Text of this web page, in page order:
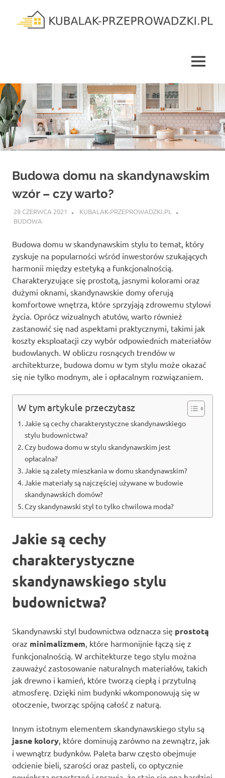
content
MENU
Budowa domu na skandynawskim
wzór – czy warto?
28 CZERWCA 2021
KUBALAK-PRZEPROWADZKI.PL
BUDOWA
Budowa domu w skandynawskim stylu to temat, który
zyskuje na popularności wśród inwestorów szukających
harmonii między estetyką a funkcjonalnością.
Charakteryzujące się prostotą, jasnymi kolorami oraz
dużymi oknami, skandynawskie domy oferują
komfortowe wnętrza, które sprzyjają zdrowemu stylowi
życia. Oprócz wizualnych atutów, warto również
zastanowić się nad aspektami praktycznymi, takimi jak
koszty eksploatacji czy wybór odpowiednich materiałów
budowlanych. W obliczu rosnących trendów w
architekturze, budowa domu w tym stylu może okazać
się nie tylko modnym, ale i opłacalnym rozwiązaniem.
W tym artykule przeczytasz
Jakie są cechy charakterystyczne skandynawskiego
stylu budownictwa?
Czy budowa domu w stylu skandynawskim jest
opłacalna?
Jakie są zalety mieszkania w domu skandynawskim?
Jakie materiały są najczęściej używane w budowie
skandynawskich domów?
Czy skandynawski styl to tylko chwilowa moda?
Jakie są cechy
charakterystyczne
skandynawskiego stylu
budownictwa?
Skandynawski styl budownictwa odznacza się prostotą
oraz minimalizmem , które harmonijnie łączą się z
funkcjonalnością. W architekturze tego stylu można
zauważyć zastosowanie naturalnych materiałów, takich
jak drewno i kamień, które tworzą ciepłą i przytulną
atmosferę. Dzięki nim budynki wkomponowują się w
otoczenie, tworząc spójną całość z naturą.
Innym istotnym elementem skandynawskiego stylu są
jasne kolory , które dominują zarówno na zewnątrz, jak
i wewnątrz budynków. Paleta barw często obejmuje
odcienie bieli, szarości oraz pasteli, co optycznie